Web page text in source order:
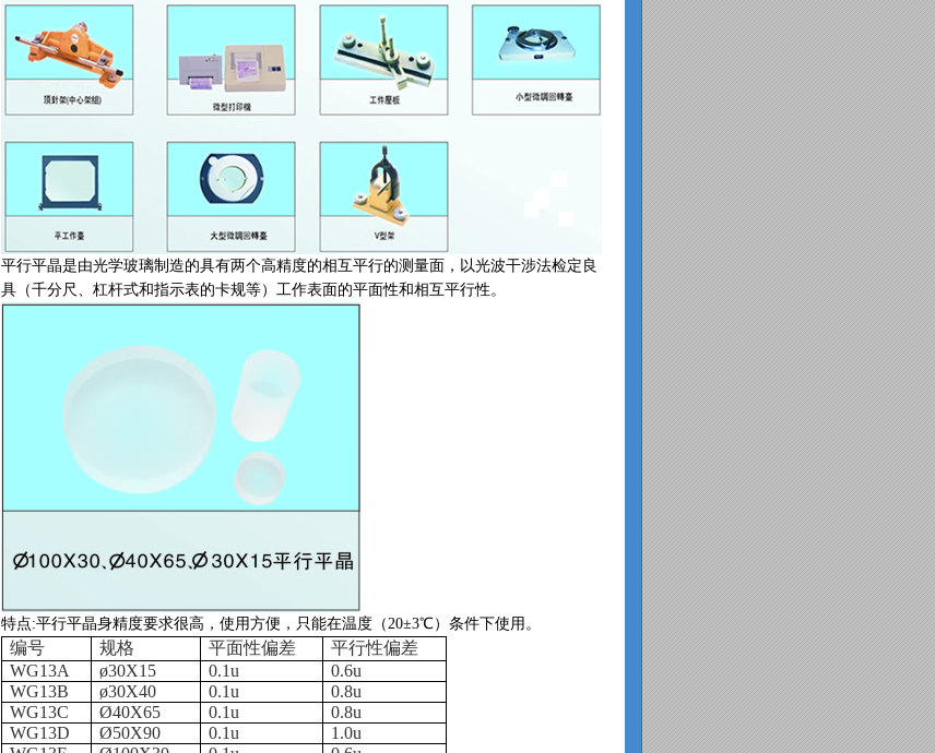
平行平晶是由光学玻璃制造的具有两个高精度的相互平行的测量面，以光波干涉法检定良
具（千分尺、杠杆式和指示表的卡规等）工作表面的平面性和相互平行性。
特点:平行平晶身精度要求很高，使用方便，只能在温度（20±3℃）条件下使用。
编号 规格 平面性偏差
平行性偏差
WG13A ø30X15 0.1u
0.6u
WG13B
ø30X40 0.1u
0.8u
WG13C Ø40X65 0.1u
0.8u
WG13D
Ø50X90 0.1u
1.0u